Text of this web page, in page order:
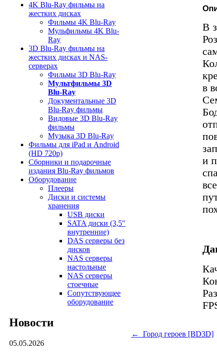
4K Blu-Ray фильмы на
жестких дисках
Фильмы 4K Blu-Ray
Мульфильмы 4K Blu-
Ray
3D Blu-Ray фильмы на
жестких дисках и NAS-
серверах
Фильмы 3D Blu-Ray
Мультфильмы 3D
Blu-Ray
Документальные 3D
Blu-Ray фильмы
Видовые 3D Blu-Ray
фильмы
Музыка 3D Blu-Ray
Фильмы для iPad и Android
(HD 720p)
Сборники и подарочные
издания Blu-Ray фильмов
Оборудование
Плееры
Диски и системы
хранения
USB диски
SATA диски (3,5"
внутренние)
DAS серверы без
дисков
NAS серверы
настольные
NAS серверы
стоечные
Сопутствующее
оборудование
Новости
05.05.2026
В
в
и
← Город героев [BD3D]